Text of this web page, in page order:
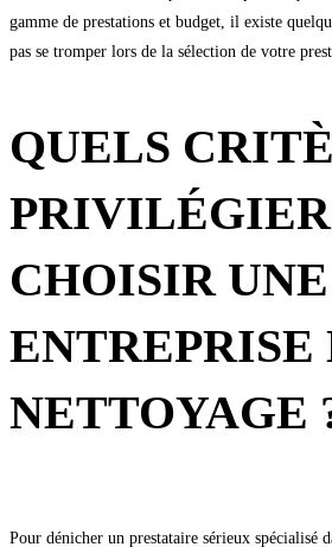
gamme de prestations et budget, il existe
pas se tromper lors de la sélection de votre
QUELS
CHOISIR UNE
ENTREPRISE
NETTOYAGE
Pour dénicher un prestataire sérieux spécialisé